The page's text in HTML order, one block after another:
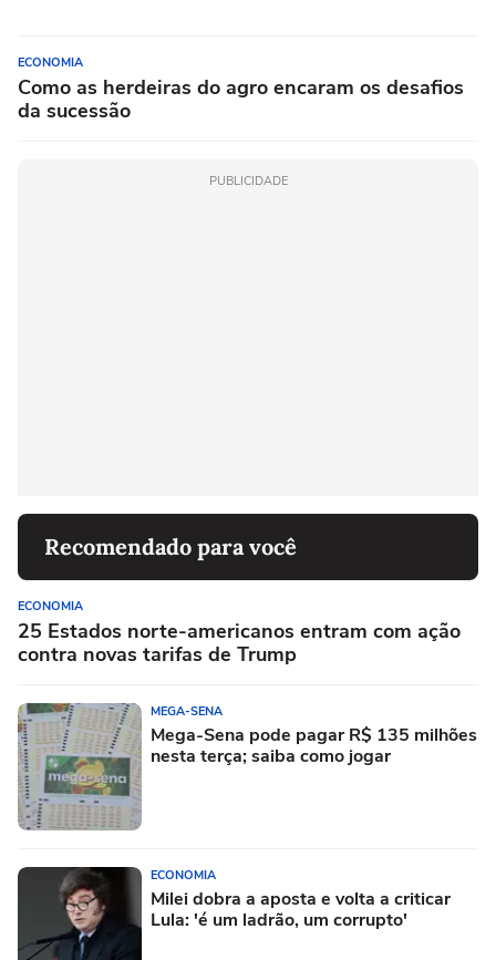
ECONOMIA
Como as herdeiras do agro encaram os desafios
da sucessão
PUBLICIDADE
Recomendado para você
ECONOMIA
25 Estados norte-americanos entram com ação
contra novas tarifas de Trump
MEGA-SENA
Mega-Sena pode pagar R$ 135 milhões
nesta terça; saiba como jogar
ECONOMIA
Milei dobra a aposta e volta a criticar
Lula: 'é um ladrão, um corrupto'